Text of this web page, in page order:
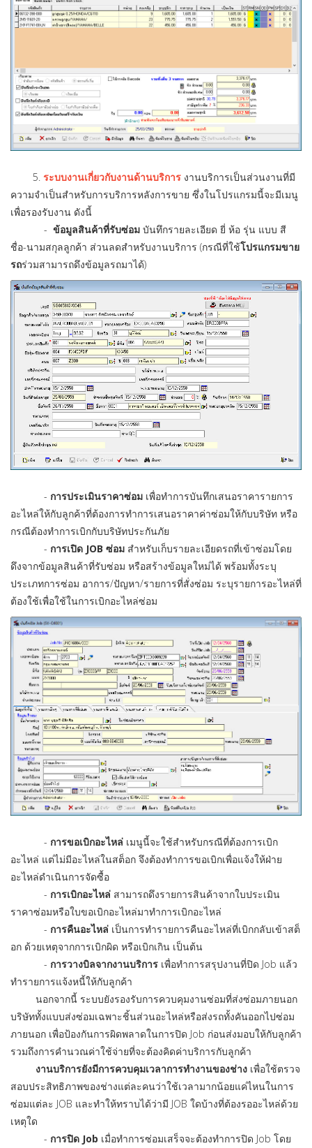
5. ระบบงานเกี่ยวกับงานด้านบริการ งานบริการเป็นส่วนงานที่มี
ความจำเป็นสำหรับการบริการหลังการขาย ซึ่งในโปรแกรมนี้จะมีเมนู
เพื่อรองรับงาน ดังนี้
- ข้อมูลสินค้าที่รับซ่อม บันทึกรายละเอียด ยี่ ห้อ รุ่น แบบ สี
ชื่อ-นามสกุลลูกค้า ส่วนลดสำหรับงานบริการ (กรณีที่ใช้โปรแกรมขาย
รถร่วมสามารถดึงข้อมูลรถมาได้)
- การประเมินราคาซ่อม เพื่อทำการบันทึกเสนอราคารายการ
อะไหล่ให้กับลูกค้าที่ต้องการทำการเสนอราคาค่าซ่อมให้กับบริษัท หรือ
กรณีต้องทำการเบิกกับบริษัทประกันภัย
- การเปิด JOB ซ่อม สำหรับเก็บรายละเอียดรถที่เข้าซ่อมโดย
ดึงจากข้อมูลสินค้าที่รับซ่อม หรือสร้างข้อมูลใหม่ได้ พร้อมทั้งระบุ
ประเภทการซ่อม อาการ/ปัญหา/รายการที่สั่งซ่อม ระบุรายการอะไหล่ที่
ต้องใช้เพื่อใช้ในการเบิกอะไหล่ซ่อม
- การขอเบิกอะไหล่ เมนูนี้จะใช้สำหรับกรณีที่ต้องการเบิก
อะไหล่ แต่ไม่มีอะไหล่ในสต็อก จึงต้องทำการขอเบิกเพื่อแจ้งให้ฝ่าย
อะไหล่ดำเนินการจัดซื้อ
- การเบิกอะไหล่ สามารถดึงรายการสินค้าจากใบประเมิน
ราคาซ่อมหรือใบขอเบิกอะไหล่มาทำการเบิกอะไหล่
- การคืนอะไหล่ เป็นการทำรายการคืนอะไหล่ที่เบิกกลับเข้าสต็
อก ด้วยเหตุจากการเบิกผิด หรือเบิกเกิน เป็นต้น
- การวางบิลจากงานบริการ เพื่อทำการสรุปงานที่ปิด Job แล้ว
ทำรายการแจ้งหนี้ให้กับลูกค้า
นอกจากนี้ ระบบยังรองรับการควบคุมงานซ่อมที่ส่งซ่อมภายนอก
บริษัททั้งแบบส่งซ่อมเฉพาะชิ้นส่วนอะไหล่หรือส่งรถทั้งคันออกไปซ่อม
ภายนอก เพื่อป้องกันการผิดพลาดในการปิด Job ก่อนส่งมอบให้กับลูกค้า
รวมถึงการคำนวณค่าใช้จ่ายที่จะต้องคิดค่าบริการกับลูกค้า
งานบริการยังมีการควบคุมเวลาการทำงานของช่าง เพื่อใช้ตรวจ
สอบประสิทธิภาพของช่างแต่ละคนว่าใช้เวลามากน้อยแค่ไหนในการ
ซ่อมแต่ละ JOB และทำให้ทราบได้ว่ามี JOB ใดบ้างที่ต้องรออะไหล่ด้วย
เหตุใด
- การปิด Job เมื่อทำการซ่อมเสร็จจะต้องทำการปิด Job โดย